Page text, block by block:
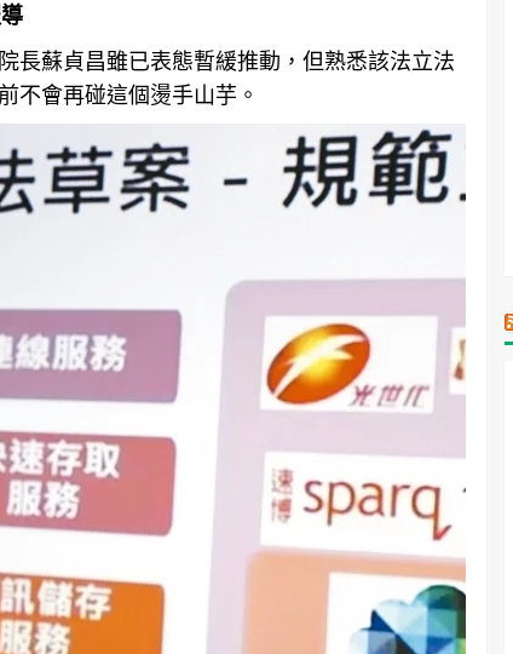
長蘇貞昌雖已表態暫緩推動，但熟悉該法立法
不會再碰這個燙手山芋。